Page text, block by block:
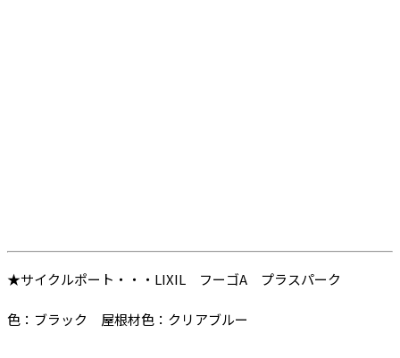
★サイクルポート・・・LIXIL フーゴA プラスパーク
色：ブラック 屋根材色：クリアブルー